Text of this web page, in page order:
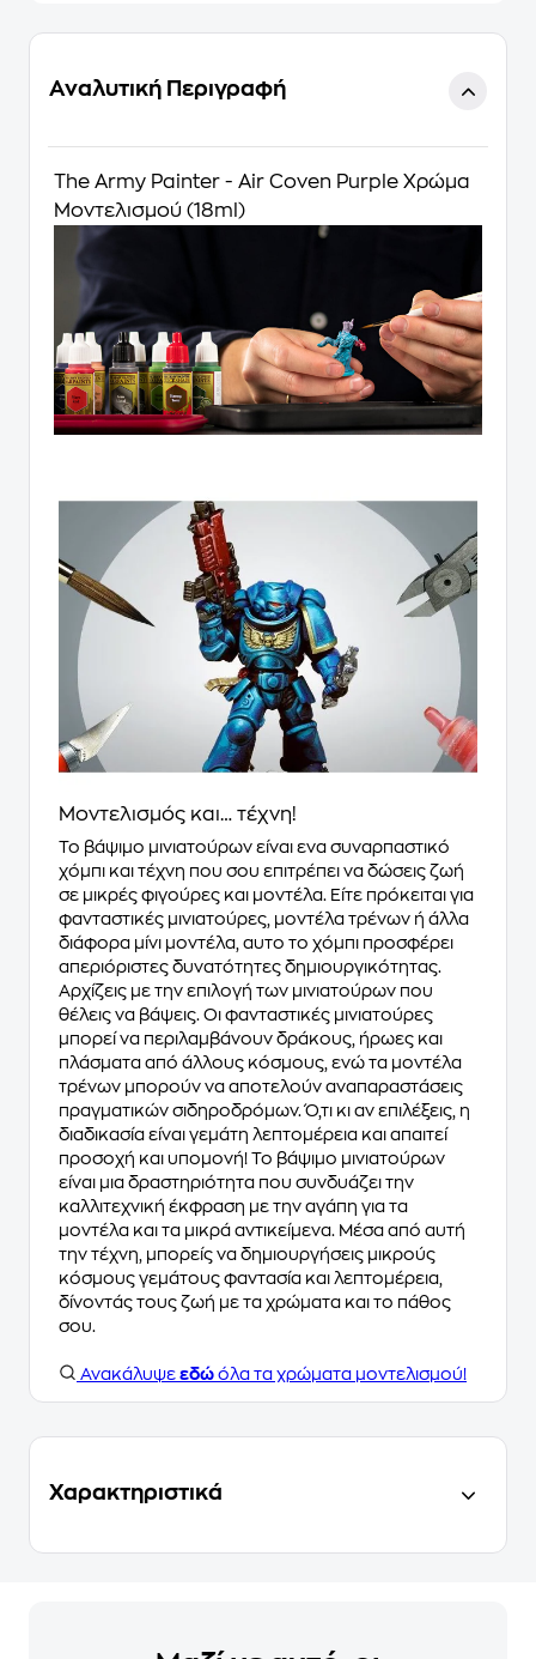
Αναλυτική Περιγραφή
The Army Painter - Air Coven Purple Χρώμα
Μοντελισμού (18ml)
Μοντελισμός και… τέχνη!
Το βάψιμο μινιατούρων είναι ενα συναρπαστικό
χόμπι και τέχνη που σου επιτρέπει να δώσεις ζωή
σε μικρές φιγούρες και μοντέλα. Είτε πρόκειται για
φανταστικές μινιατούρες, μοντέλα τρένων ή άλλα
διάφορα μίνι μοντέλα, αυτο το χόμπι προσφέρει
απεριόριστες δυνατότητες δημιουργικότητας.
Αρχίζεις με την επιλογή των μινιατούρων που
θέλεις να βάψεις. Οι φανταστικές μινιατούρες
μπορεί να περιλαμβάνουν δράκους, ήρωες και
πλάσματα από άλλους κόσμους, ενώ τα μοντέλα
τρένων μπορούν να αποτελούν αναπαραστάσεις
πραγματικών σιδηροδρόμων. Ό,τι κι αν επιλέξεις, η
διαδικασία είναι γεμάτη λεπτομέρεια και απαιτεί
προσοχή και υπομονή! Το βάψιμο μινιατούρων
είναι μια δραστηριότητα που συνδυάζει την
καλλιτεχνική έκφραση με την αγάπη για τα
μοντέλα και τα μικρά αντικείμενα. Μέσα από αυτή
την τέχνη, μπορείς να δημιουργήσεις μικρούς
κόσμους γεμάτους φαντασία και λεπτομέρεια,
δίνοντάς τους ζωή με τα χρώματα και το πάθος
σου.
Ανακάλυψε εδώ όλα τα χρώματα μοντελισμού!
Χαρακτηριστικά